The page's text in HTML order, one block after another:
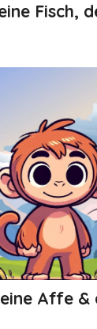
Fisch,
Affe